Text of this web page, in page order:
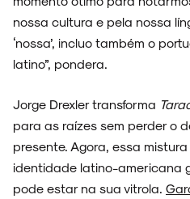
nossa cultura e pela nossa
‘nossa’, incluo também o
latino”, pondera.
Jorge Drexler transforma
para as raízes sem perder o
presente. Agora, essa
identidade latino-americana
pode estar na sua vitrola.